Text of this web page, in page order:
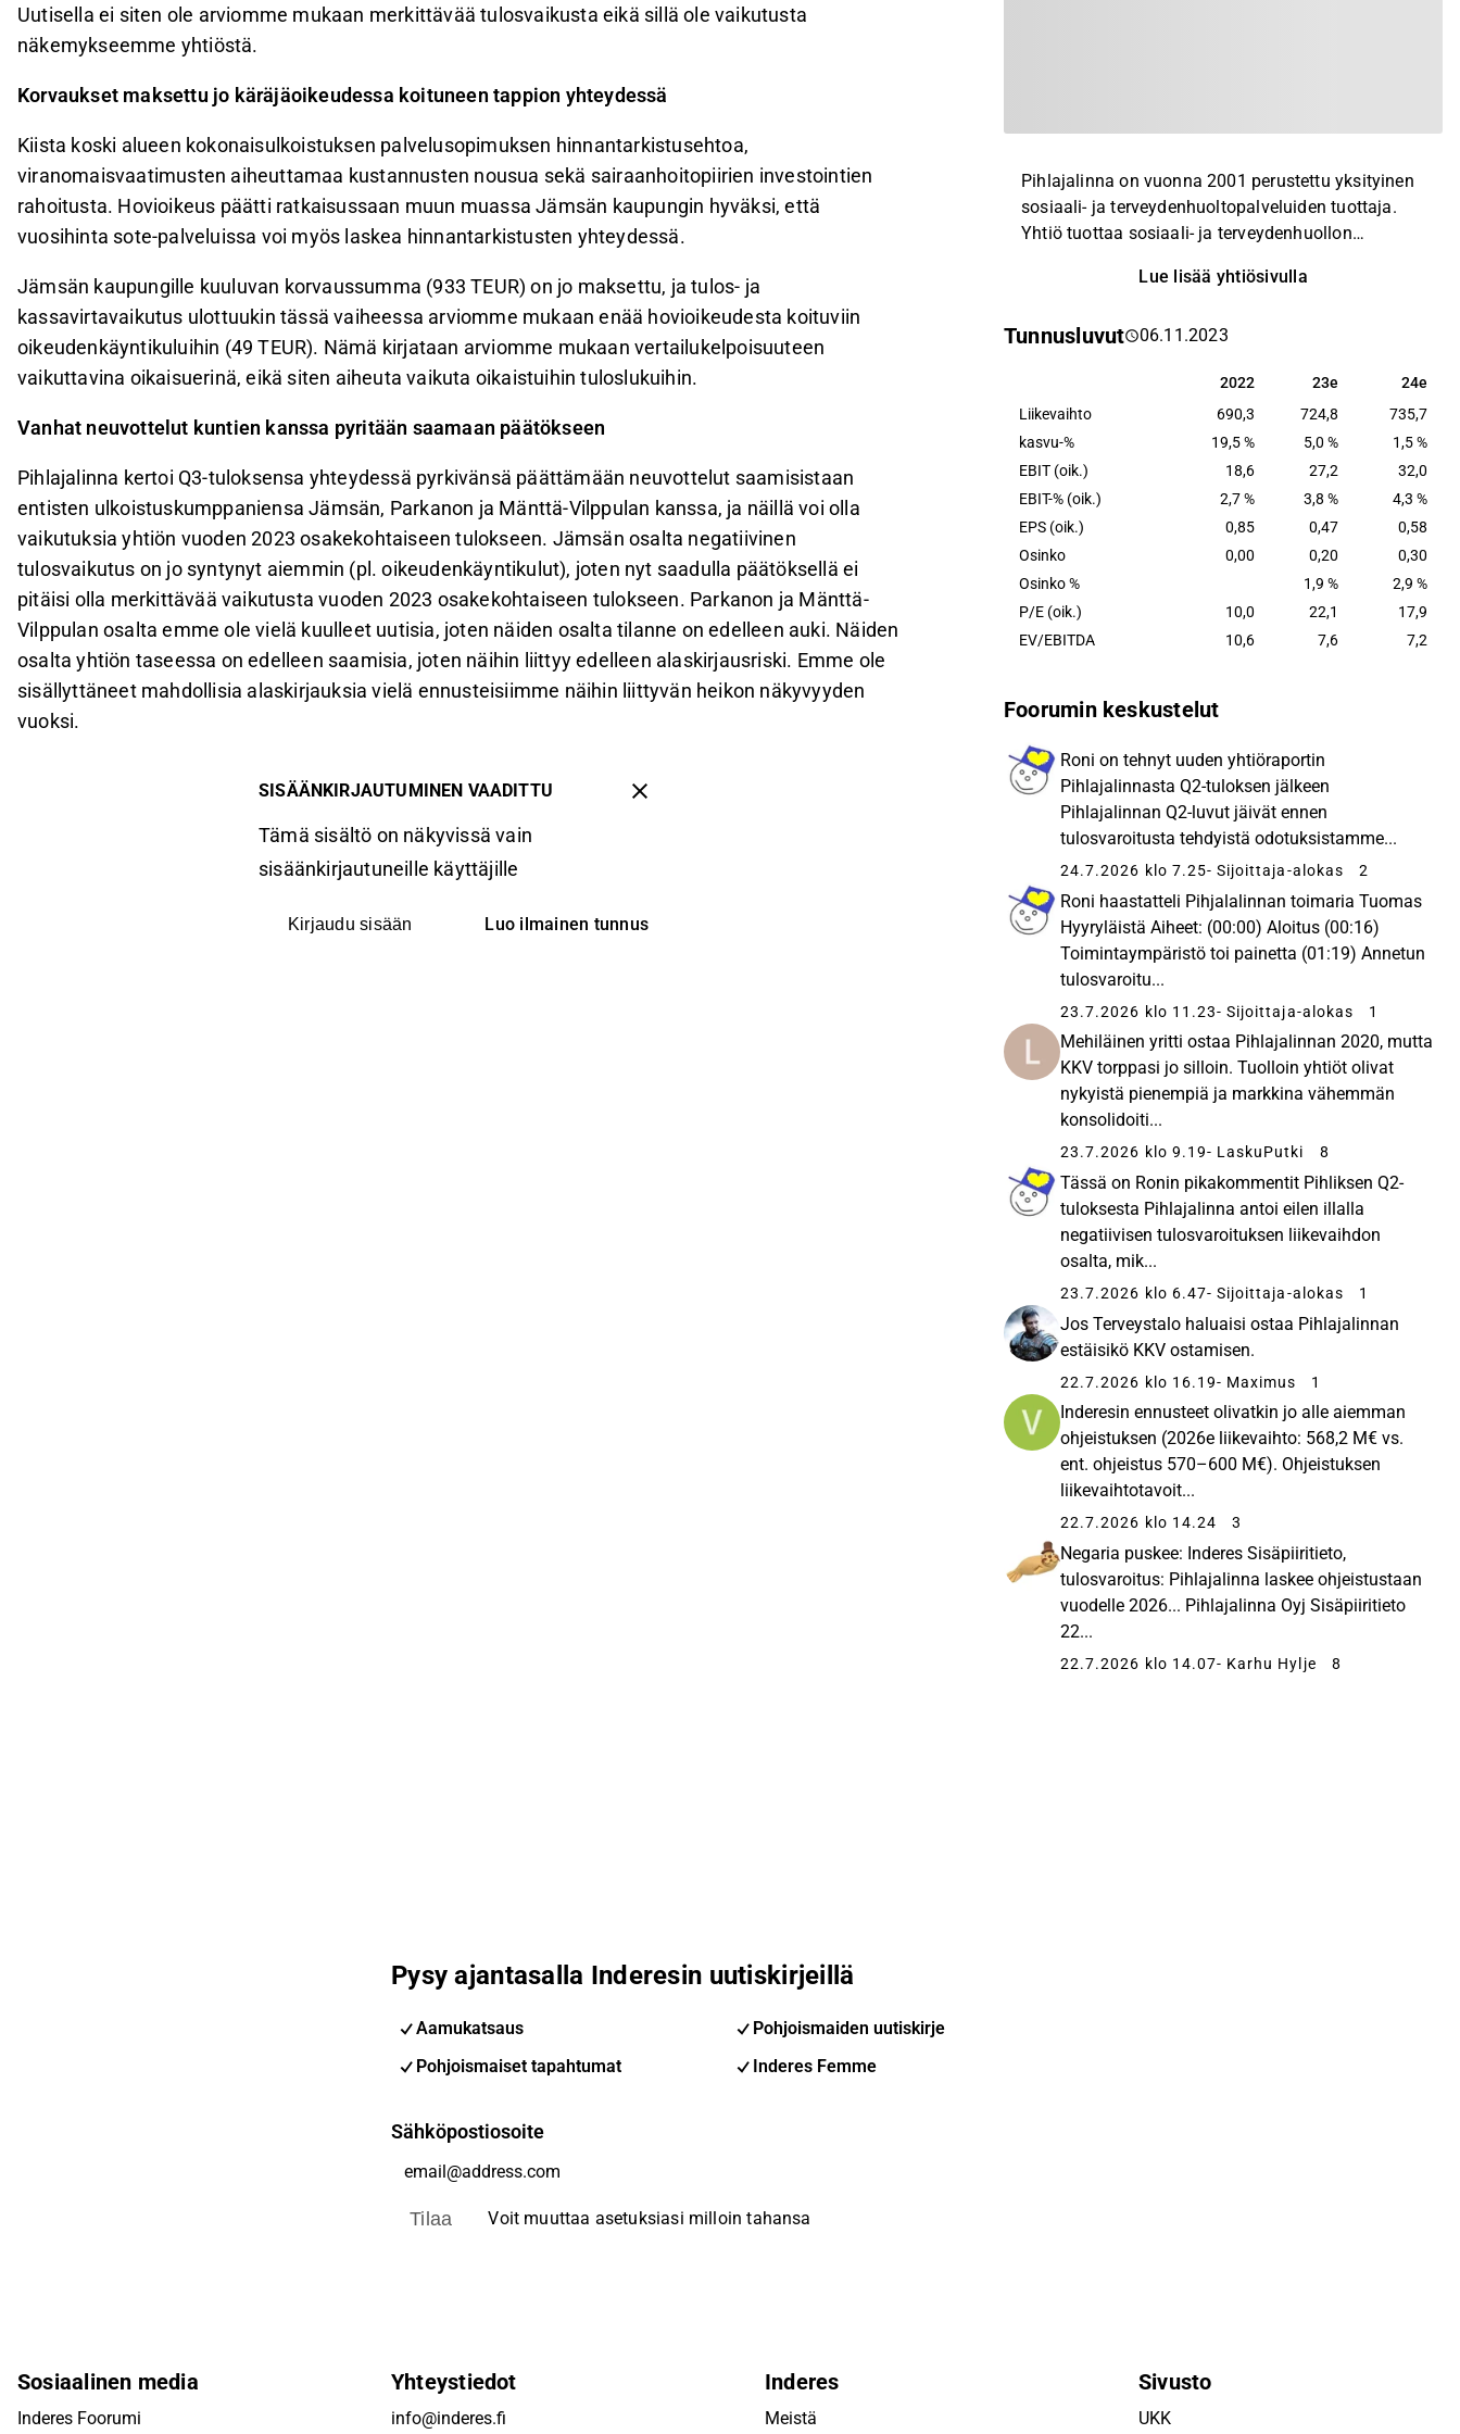
Uutisella ei siten ole arviomme mukaan merkittävää tulosvaikusta eikä sillä ole vaikutusta
näkemykseemme yhtiöstä.
Korvaukset maksettu jo käräjäoikeudessa koituneen tappion yhteydessä
Kiista koski alueen kokonaisulkoistuksen palvelusopimuksen hinnantarkistusehtoa,
viranomaisvaatimusten aiheuttamaa kustannusten nousua sekä sairaanhoitopiirien investointien
rahoitusta. Hovioikeus päätti ratkaisussaan muun muassa Jämsän kaupungin hyväksi, että
vuosihinta sote-palveluissa voi myös laskea hinnantarkistusten yhteydessä.
Jämsän kaupungille kuuluvan korvaussumma (933 TEUR) on jo maksettu, ja tulos- ja
kassavirtavaikutus ulottuukin tässä vaiheessa arviomme mukaan enää hovioikeudesta koituviin
oikeudenkäyntikuluihin (49 TEUR). Nämä kirjataan arviomme mukaan vertailukelpoisuuteen
vaikuttavina oikaisuerinä, eikä siten aiheuta vaikuta oikaistuihin tuloslukuihin.
Vanhat neuvottelut kuntien kanssa pyritään saamaan päätökseen
Pihlajalinna kertoi Q3-tuloksensa yhteydessä pyrkivänsä päättämään neuvottelut saamisistaan
entisten ulkoistuskumppaniensa Jämsän, Parkanon ja Mänttä-Vilppulan kanssa, ja näillä voi olla
vaikutuksia yhtiön vuoden 2023 osakekohtaiseen tulokseen. Jämsän osalta negatiivinen
tulosvaikutus on jo syntynyt aiemmin (pl. oikeudenkäyntikulut), joten nyt saadulla päätöksellä ei
pitäisi olla merkittävää vaikutusta vuoden 2023 osakekohtaiseen tulokseen. Parkanon ja Mänttä-
Vilppulan osalta emme ole vielä kuulleet uutisia, joten näiden osalta tilanne on edelleen auki. Näiden
osalta yhtiön taseessa on edelleen saamisia, joten näihin liittyy edelleen alaskirjausriski. Emme ole
sisällyttäneet mahdollisia alaskirjauksia vielä ennusteisiimme näihin liittyvän heikon näkyvyyden
vuoksi.
SISÄÄNKIRJAUTUMINEN VAADITTU
Tämä sisältö on näkyvissä vain
sisäänkirjautuneille käyttäjille
Kirjaudu sisään Luo ilmainen tunnus
Pihlajalinna on vuonna 2001 perustettu yksityinen
sosiaali- ja terveydenhuoltopalveluiden tuottaja.
Yhtiö tuottaa sosiaali- ja terveydenhuollon
vakuutusyhtiöille ja julkisyhteisöille ja tarjoaa
terveysasemilla, hammasklinikoilla kuin
Lue lisää yhtiösivulla
Tunnusluvut 06.11.2023
2022 23e 24e
2022 23e
24e
Liikevaihto
690,3 724,8
735,7
kasvu-%
19,5 % 5,0 %
1,5 %
EBIT (oik.)
18,6 27,2
32,0
EBIT-% (oik.)
2,7 % 3,8 %
4,3 %
EPS (oik.)
0,85 0,47
0,58
Osinko
0,00 0,20
0,30
Osinko %
1,9 %
2,9 %
P/E (oik.)
10,0 22,1
17,9
EV/EBITDA
10,6 7,6 7,2
Foorumin keskustelut
Roni on tehnyt uuden yhtiöraportin
Pihlajalinnasta Q2-tuloksen jälkeen
Pihlajalinnan Q2-luvut jäivät ennen
tulosvaroitusta tehdyistä odotuksistamme...
24.7.2026 klo 7.25- Sijoittaja-alokas 2
Roni haastatteli Pihjalalinnan toimaria Tuomas
Hyyryläistä Aiheet: (00:00) Aloitus (00:16)
Toimintaympäristö toi painetta (01:19) Annetun
tulosvaroitu...
23.7.2026 klo 11.23- Sijoittaja-alokas 1
Mehiläinen yritti ostaa Pihlajalinnan 2020, mutta
KKV torppasi jo silloin. Tuolloin yhtiöt olivat
nykyistä pienempiä ja markkina vähemmän
konsolidoiti...
23.7.2026 klo 9.19- LaskuPutki 8
Tässä on Ronin pikakommentit Pihliksen Q2-
tuloksesta Pihlajalinna antoi eilen illalla
negatiivisen tulosvaroituksen liikevaihdon
osalta, mik...
23.7.2026 klo 6.47- Sijoittaja-alokas 1
Jos Terveystalo haluaisi ostaa Pihlajalinnan
estäisikö KKV ostamisen.
22.7.2026 klo 16.19- Maximus 1
Inderesin ennusteet olivatkin jo alle aiemman
ohjeistuksen (2026e liikevaihto: 568,2 M€ vs.
ent. ohjeistus 570–600 M€). Ohjeistuksen
liikevaihtotavoit...
22.7.2026 klo 14.24 3
Negaria puskee: Inderes Sisäpiiritieto,
tulosvaroitus: Pihlajalinna laskee ohjeistustaan
vuodelle 2026... Pihlajalinna Oyj Sisäpiiritieto
22...
22.7.2026 klo 14.07- Karhu Hylje 8
Pysy ajantasalla Inderesin uutiskirjeillä
Aamukatsaus
Pohjoismaiden uutiskirje
Pohjoismaiset tapahtumat
Inderes Femme
Sähköpostiosoite
Tilaa Voit muuttaa asetuksiasi milloin tahansa
Sosiaalinen media
Inderes Foorumi
Yhteystiedot
info@inderes.fi
Inderes
Meistä
Sivusto
UKK